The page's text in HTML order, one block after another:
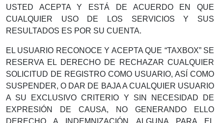
USTED ACEPTA Y ESTÁ DE ACUERDO EN QUE
CUALQUIER USO DE LOS SERVICIOS Y SUS
RESULTADOS ES POR SU CUENTA.
EL USUARIO RECONOCE Y ACEPTA QUE “TAXBOX” SE
RESERVA EL DERECHO DE RECHAZAR CUALQUIER
SOLICITUD DE REGISTRO COMO USUARIO, ASÍ COMO
SUSPENDER, O DAR DE BAJA A CUALQUIER USUARIO
A SU EXCLUSIVO CRITERIO Y SIN NECESIDAD DE
EXPRESIÓN DE CAUSA, NO GENERANDO ELLO
DERECHO A INDEMNIZACIÓN ALGUNA PARA EL